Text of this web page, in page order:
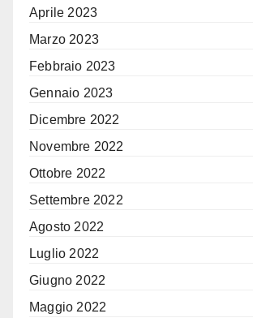
Aprile 2023
Marzo 2023
Febbraio 2023
Gennaio 2023
Dicembre 2022
Novembre 2022
Ottobre 2022
Settembre 2022
Agosto 2022
Luglio 2022
Giugno 2022
Maggio 2022